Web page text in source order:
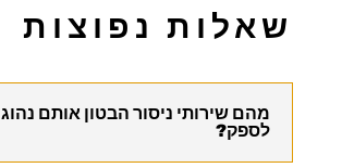
שאלות נפוצות
מהם שירותי ניסור הבטון אותם נהוג
לספק?